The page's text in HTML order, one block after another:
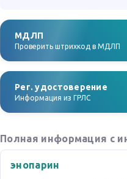
МДЛП
Проверить штрихкод в МДЛП
Рег. удостоверение
Информация из ГРЛС
Полная информация с
энопарин